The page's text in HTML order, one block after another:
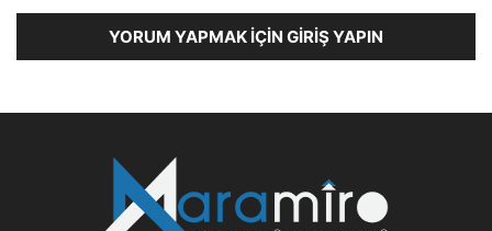
YORUM YAPMAK İÇIN GIRIŞ YAPIN